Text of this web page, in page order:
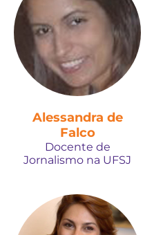
Alessandra de
Falco
Docente de
Jornalismo na UFSJ